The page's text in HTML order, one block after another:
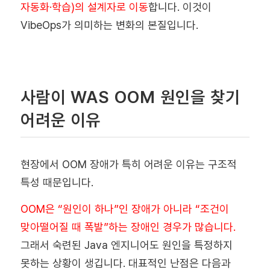
자동화·학습)의 설계자로 이동합니다. 이것이
VibeOps가 의미하는 변화의 본질입니다.
사람이 WAS OOM 원인을 찾기
어려운 이유
현장에서 OOM 장애가 특히 어려운 이유는 구조적
특성 때문입니다.
OOM은 “원인이 하나”인 장애가 아니라 “조건이
맞아떨어질 때 폭발”하는 장애인 경우가 많습니다.
그래서 숙련된 Java 엔지니어도 원인을 특정하지
못하는 상황이 생깁니다. 대표적인 난점은 다음과